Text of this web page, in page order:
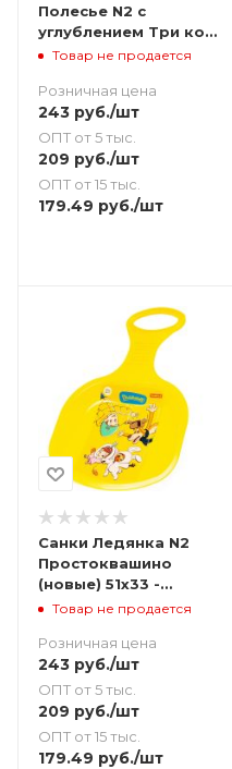
Полесье N2 с
углублением Три кота
51х33 - бирюзовые
Товар не продается
Розничная цена
243 руб./шт
ОПТ от 5 тыс.
209 руб./шт
ОПТ от 15 тыс.
179.49 руб./шт
Санки Ледянка N2
Простоквашино
(новые) 51х33 -
желтая
Товар не продается
Розничная цена
243 руб./шт
ОПТ от 5 тыс.
209 руб./шт
ОПТ от 15 тыс.
179.49 руб./шт